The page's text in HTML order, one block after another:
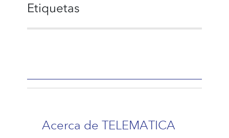
Etiquetas
Acerca de TELEMATICA